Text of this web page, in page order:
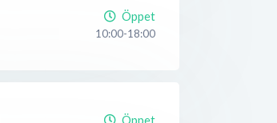
Öppet
10:00-18:00
Öppet